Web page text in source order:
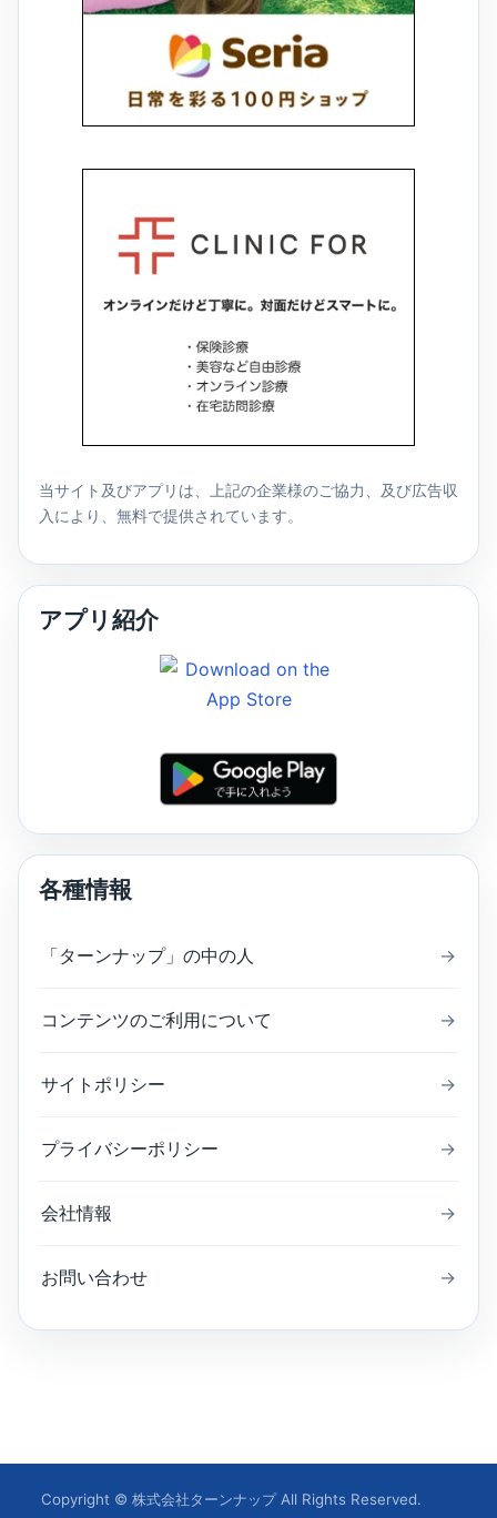
当サイト及びアプリは、上記の企業様のご協力、及び広告収
入により、無料で提供されています。
アプリ紹介
各種情報
「ターンナップ」の中の人 →
コンテンツのご利用について →
サイトポリシー →
プライバシーポリシー →
会社情報 →
お問い合わせ →
Copyright © 株式会社ターンナップ All Rights Reserved.